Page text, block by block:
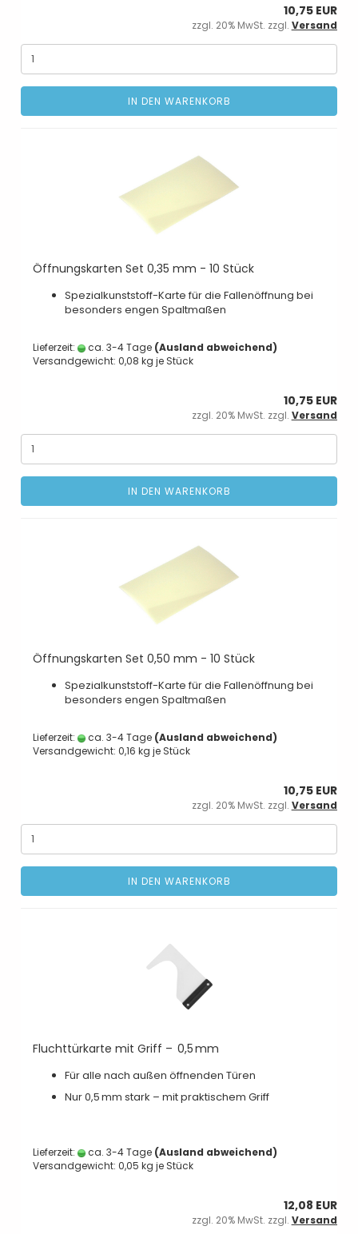
10,75 EUR
zzgl. 20% MwSt. zzgl. Versand
IN DEN WARENKORB
Öffnungskarten Set 0,35 mm - 10 Stück
Spezialkunststoff-Karte für die Fallenöffnung bei
besonders engen Spaltmaßen
Lieferzeit: ca. 3-4 Tage (Ausland abweichend)
Versandgewicht:0,08 kg je Stück
10,75 EUR
zzgl. 20% MwSt. zzgl. Versand
IN DEN WARENKORB
Öffnungskarten Set 0,50 mm - 10 Stück
Spezialkunststoff-Karte für die Fallenöffnung bei
besonders engen Spaltmaßen
Lieferzeit: ca. 3-4 Tage (Ausland abweichend)
Versandgewicht:0,16 kg je Stück
10,75 EUR
zzgl. 20% MwSt. zzgl. Versand
IN DEN WARENKORB
Fluchttürkarte mit Griff – 0,5 mm
Für alle nach außen öffnenden Türen
Nur 0,5 mm stark – mit praktischem Griff
Lieferzeit: ca. 3-4 Tage (Ausland abweichend)
Versandgewicht:0,05 kg je Stück
12,08 EUR
zzgl. 20% MwSt. zzgl. Versand